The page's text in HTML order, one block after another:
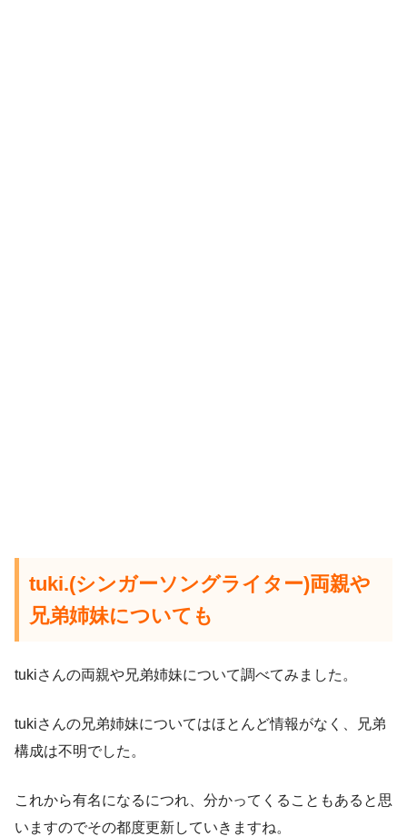
tuki.(シンガーソングライター)両親や
兄弟姉妹についても
tukiさんの両親や兄弟姉妹について調べてみました。
tukiさんの兄弟姉妹についてはほとんど情報がなく、兄弟
構成は不明でした。
これから有名になるにつれ、分かってくることもあると思
いますのでその都度更新していきますね。